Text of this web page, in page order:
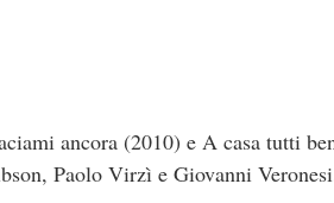
ancora (2010) e A casa tutti
Paolo Virzì e Giovanni